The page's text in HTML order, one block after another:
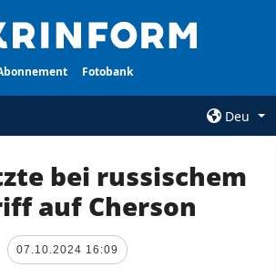
Fotobank
Deu
AGENTUR
Kontakte
bei russischem
auf Cherson
07.10.2024 16:09